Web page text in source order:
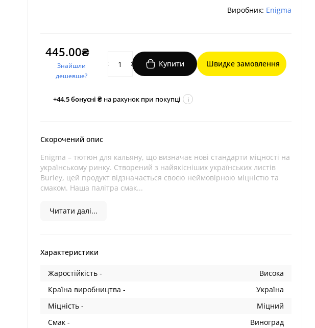
Виробник: Enigma
445.00₴
Знайшли
дешевше?
Купити Швидке замовлення
+44.5бонусні ₴ на рахунок при покупці i
Скорочений опис
Enigma – тютюн для кальяну, що визначає нові стандарти міцності на
українському ринку. Створений з найякісніших українських листів
Burley, цей продукт відзначається своєю неймовірною міцністю та
смаком. Наша палітра смак...
Читати далі...
Характеристики
Жаростійкість -
Висока
Країна виробництва -
Україна
Міцність -
Міцний
Смак -
Виноград